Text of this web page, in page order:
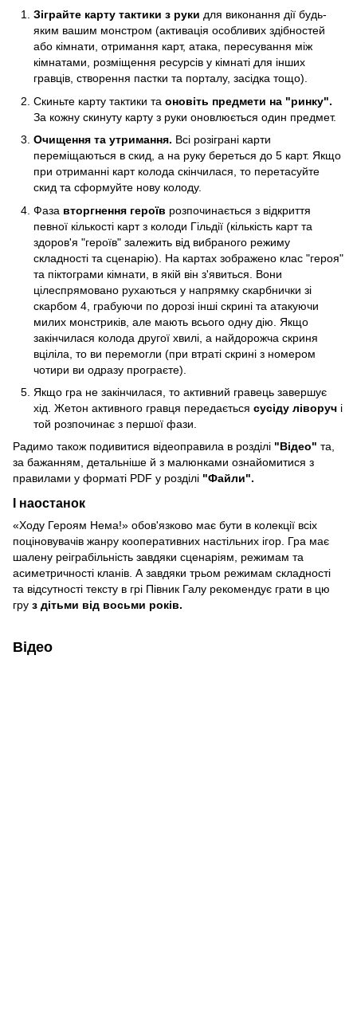
Зіграйте карту тактики з руки для виконання дії будь-
яким вашим монстром (активація особливих здібностей
або кімнати, отримання карт, атака, пересування між
кімнатами, розміщення ресурсів у кімнаті для інших
гравців, створення пастки та порталу, засідка тощо).
Скиньте карту тактики та оновіть предмети на "ринку".
За кожну скинуту карту з руки оновлюється один предмет.
Очищення та утримання. Всі розіграні карти
переміщаються в скид, а на руку береться до 5 карт. Якщо
при отриманні карт колода скінчилася, то перетасуйте
скид та сформуйте нову колоду.
Фаза вторгнення героїв розпочинається з відкриття
певної кількості карт з колоди Гільдії (кількість карт та
здоров'я "героїв" залежить від вибраного режиму
складності та сценарію). На картах зображено клас "героя"
та піктограми кімнати, в якій він з'явиться. Вони
цілеспрямовано рухаються у напрямку скарбнички зі
скарбом 4, грабуючи по дорозі інші скрині та атакуючи
милих монстриків, але мають всього одну дію. Якщо
закінчилася колода другої хвилі, а найдорожча скриня
вціліла, то ви перемогли (при втраті скрині з номером
чотири ви одразу програєте).
Якщо гра не закінчилася, то активний гравець завершує
хід. Жетон активного гравця передається сусіду ліворуч і
той розпочинає з першої фази.
Радимо також подивитися відеоправила в розділі "Відео" та,
за бажанням, детальніше й з малюнками ознайомитися з
правилами у форматі PDF у розділі "Файли".
І наостанок
«Ходу Героям Нема!» обов'язково має бути в колекції всіх
поціновувачів жанру кооперативних настільних ігор. Гра має
шалену реіграбільність завдяки сценаріям, режимам та
асиметричності кланів. А завдяки трьом режимам складності
та відсутності тексту в грі Півник Галу рекомендує грати в цю
гру з дітьми від восьми років.
Відео